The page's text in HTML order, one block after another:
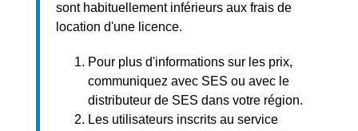
sont habituellement inférieurs aux frais de
location d'une licence.
Pour plus d'informations sur les prix,
communiquez avec SES ou avec le
distributeur de SES dans votre région.
Les utilisateurs inscrits au service